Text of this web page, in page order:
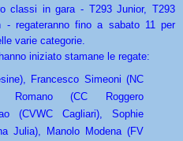
classi in gara - T293 Junior, T293
regateranno fino a sabato 11 per
varie categorie.
iniziato stamane le regate:
Francesco Simeoni (NC
Romano (CC Roggero
(CVWC Cagliari), Sophie
Julia), Manolo Modena (FV